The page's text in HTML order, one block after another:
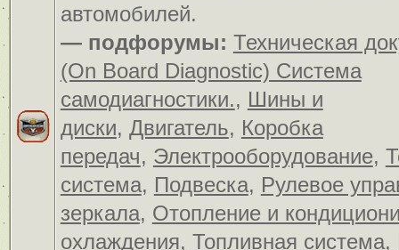
автомобилей.
— подфорумы: Техническая
(On Board Diagnostic) Система
самодиагностики., Шины и
диски, Двигатель, Коробка
передач, Электрооборудование,
система, Подвеска, Рулевое
зеркала, Отопление и
охлаждения, Топливная система,